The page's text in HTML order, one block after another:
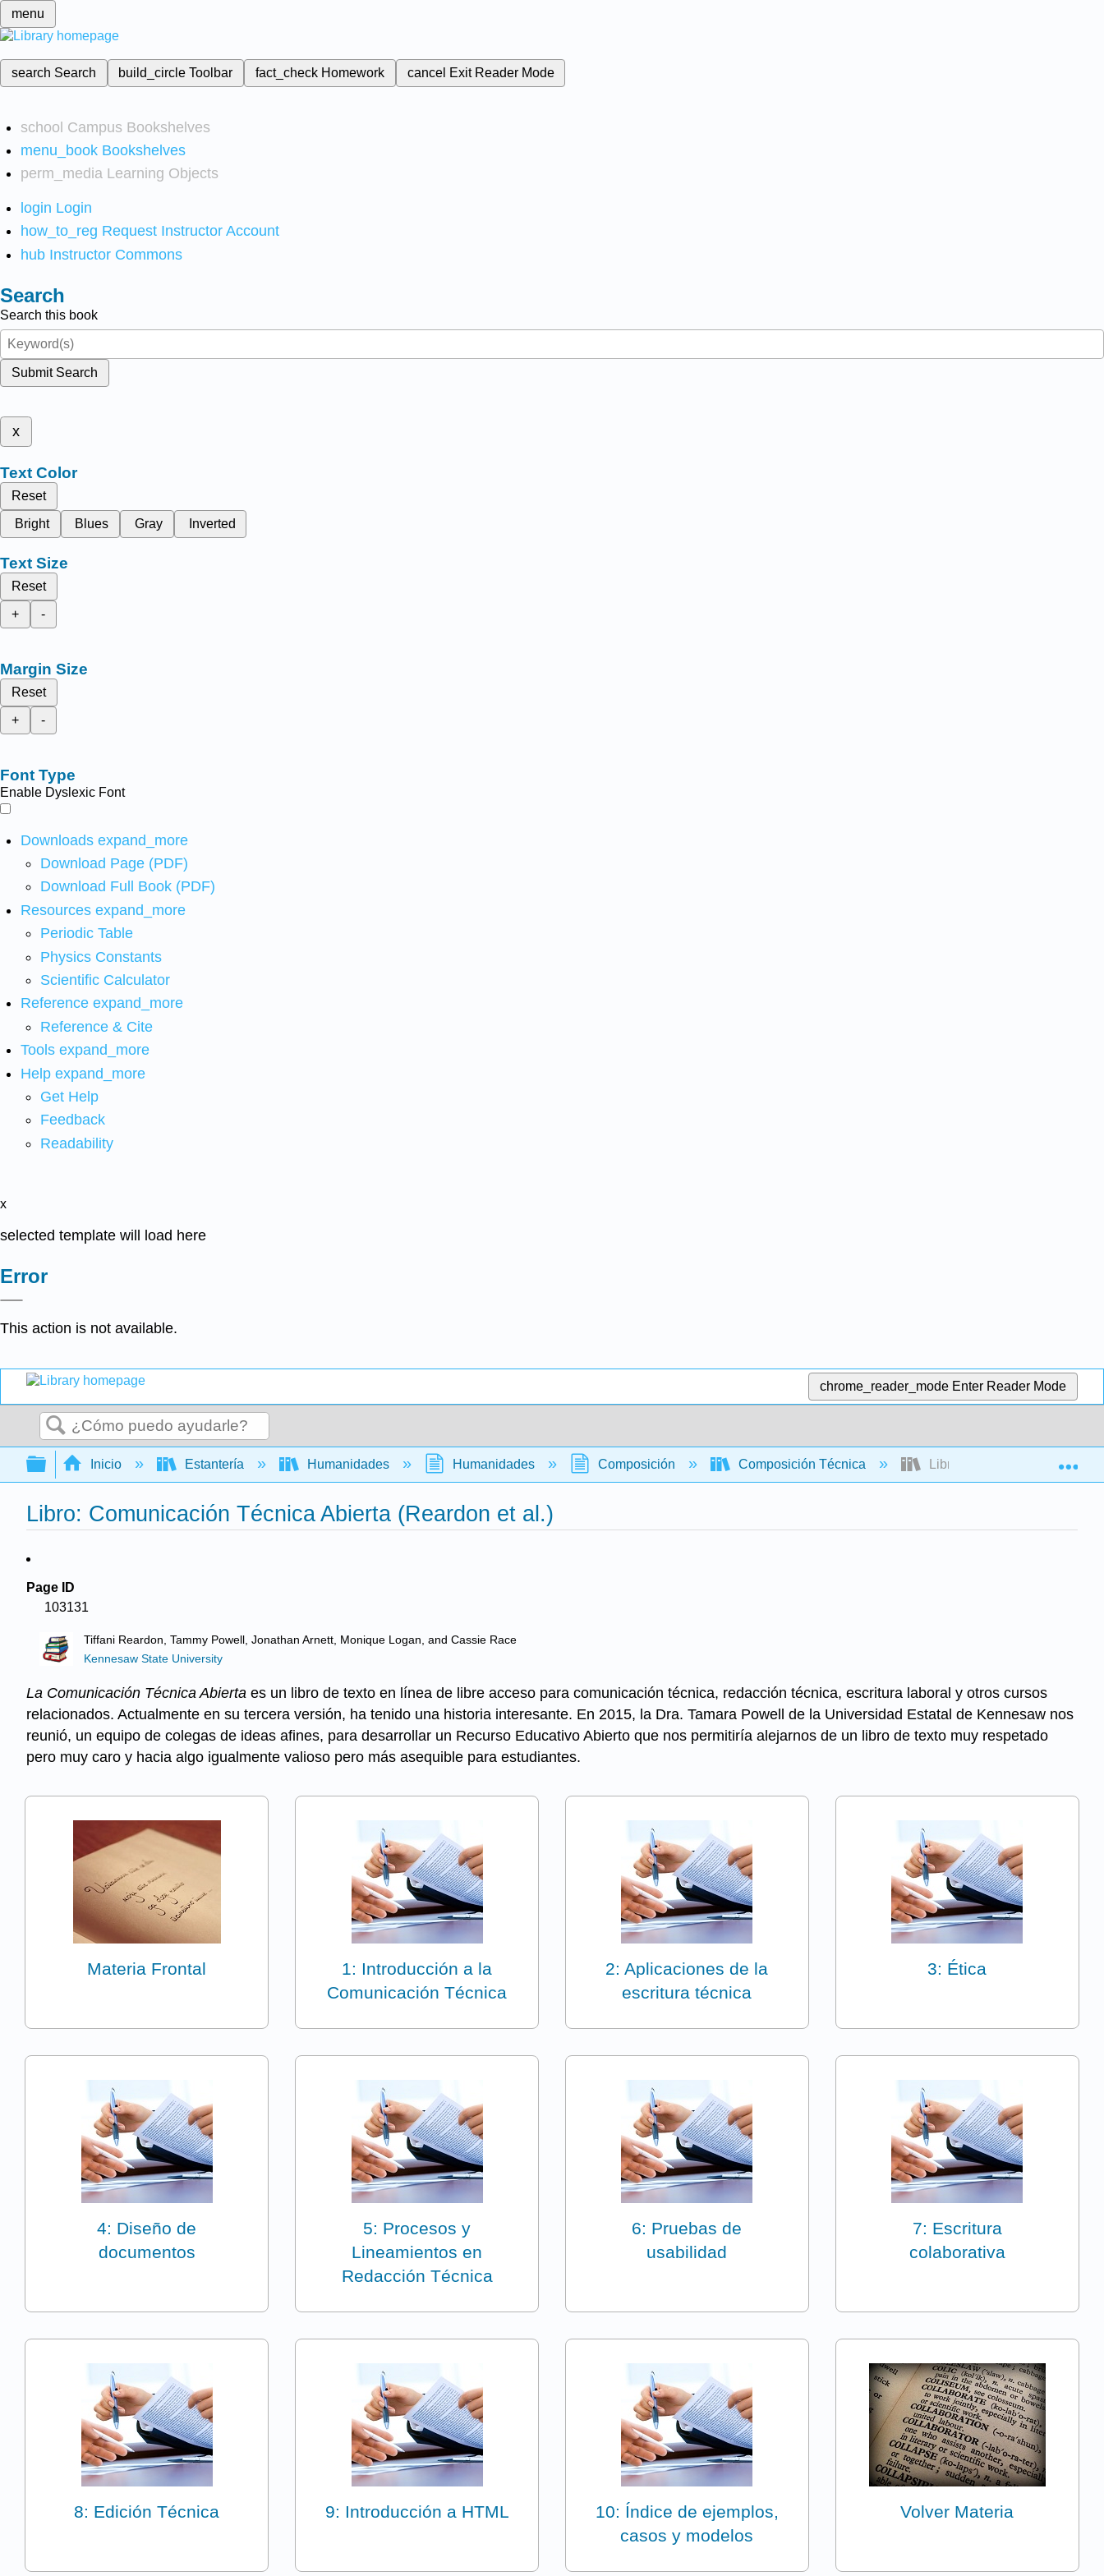
menu
search Search build_circleToolbar fact_check Homework cancel Exit Reader Mode
school Campus Bookshelves
menu_book Bookshelves
perm_media Learning Objects
login Login
how_to_reg Request Instructor Account
hub Instructor Commons
Search
Search this book
Submit Search
x
Text Color
Reset
Bright
Blues Gray Inverted
Text Size
Reset
+
-
Margin Size
Reset
+
-
Font Type
Enable Dyslexic Font
Downloads expand_more
Download Page (PDF)
Download Full Book (PDF)
Resources expand_more
Periodic Table
Physics Constants
Scientific Calculator
Reference expand_more
Reference & Cite
Tools expand_more
Help expand_more
Get Help
Feedback
Readability
x
selected template will load here
Error
This action is not available.
chrome_reader_mode Enter Reader Mode
Buscar
Expandir/contraer jerarquía global
Inicio Estantería Humanidades Humanidades Composición Composición Técnica Libro: Comunicación
Libro: Comunicación Técnica Abierta (Reardon et al.)
Page ID
103131
Tiffani Reardon, Tammy Powell, Jonathan Arnett, Monique Logan, and Cassie Race
Kennesaw State University
La Comunicación Técnica Abierta es un libro de texto en línea de libre acceso para comunicación técnica, redacción técnica, escritura laboral y otros cursos
relacionados. Actualmente en su tercera versión, ha tenido una historia interesante. En 2015, la Dra. Tamara Powell de la Universidad Estatal de Kennesaw nos
reunió, un equipo de colegas de ideas afines, para desarrollar un Recurso Educativo Abierto que nos permitiría alejarnos de un libro de texto muy respetado
pero muy caro y hacia algo igualmente valioso pero más asequible para estudiantes.
Materia Frontal
1: Introducción a la
Comunicación Técnica
2: Aplicaciones de la
escritura técnica
3: Ética
4: Diseño de
documentos
5: Procesos y
Lineamientos en
Redacción Técnica
6: Pruebas de
usabilidad
7: Escritura
colaborativa
8: Edición Técnica 9: Introducción a HTML
10: Índice de ejemplos,
casos y modelos
Volver Materia